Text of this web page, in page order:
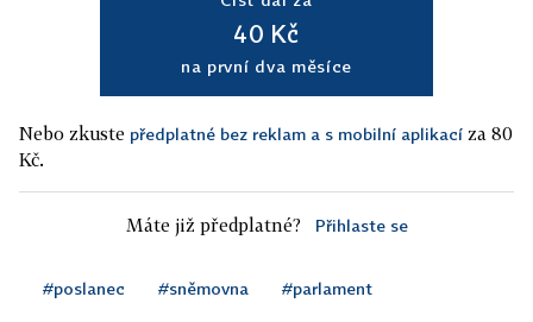
40 Kč
na první dva měsíce
Nebo zkuste předplatné bez reklam a s mobilní aplikací za 80
Kč.
Máte již předplatné? Přihlaste se
#poslanec #sněmovna #parlament